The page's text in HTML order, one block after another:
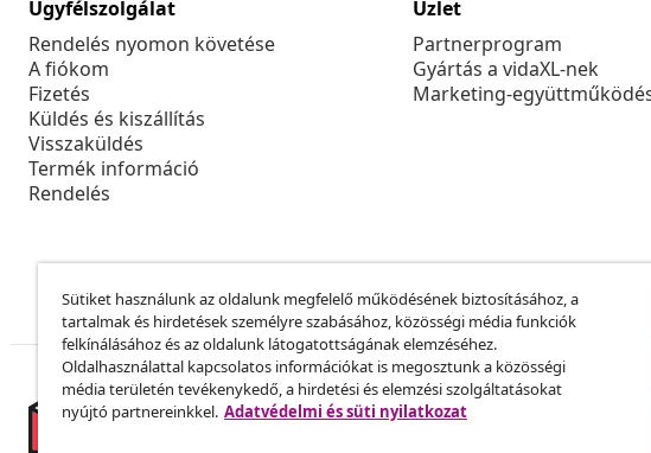
Ügyfélszolgálat
Rendelés nyomon követése
A fiókom
Fizetés
Küldés és kiszállítás
Visszaküldés
Termék információ
Rendelés
Üzlet
Partnerprogram
Gyártás a vidaXL-nek
Marketing-
Sütiket használunk az oldalunk megfelelő működésének biztosításához, a
tartalmak és hirdetések személyre szabásához, közösségi média funkciók
felkínálásához és az oldalunk látogatottságának elemzéséhez.
Oldalhasználattal kapcsolatos információkat is megosztunk a közösségi
média területén tevékenykedő, a hirdetési és elemzési szolgáltatásokat
nyújtó partnereinkkel. Adatvédelmi és süti nyilatkozat